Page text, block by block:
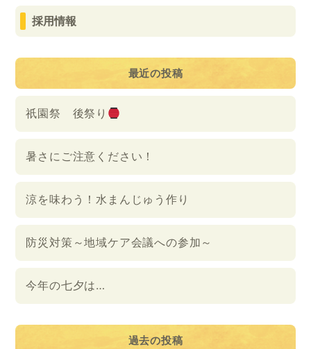
採用情報
最近の投稿
祇園祭 後祭り
暑さにご注意ください！
涼を味わう！水まんじゅう作り
防災対策～地域ケア会議への参加～
今年の七夕は…
過去の投稿